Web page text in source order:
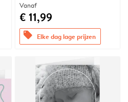
Vanaf
€ 11,99
offers Elke dag lage prijzen